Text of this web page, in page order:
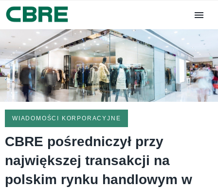
WIADOMOŚCI KORPORACYJNE
CBRE pośredniczył przy
największej transakcji na
polskim rynku handlowym w